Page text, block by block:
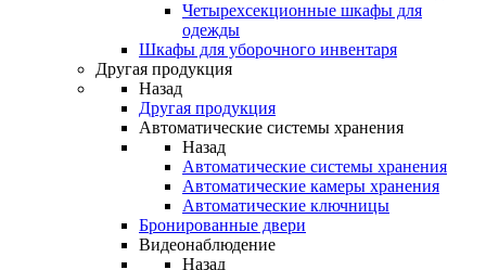
Четырехсекционные шкафы для
одежды
Шкафы для уборочного инвентаря
Другая продукция
Назад
Другая продукция
Автоматические системы хранения
Назад
Автоматические системы хранения
Автоматические камеры хранения
Автоматические ключницы
Бронированные двери
Видеонаблюдение
Назад